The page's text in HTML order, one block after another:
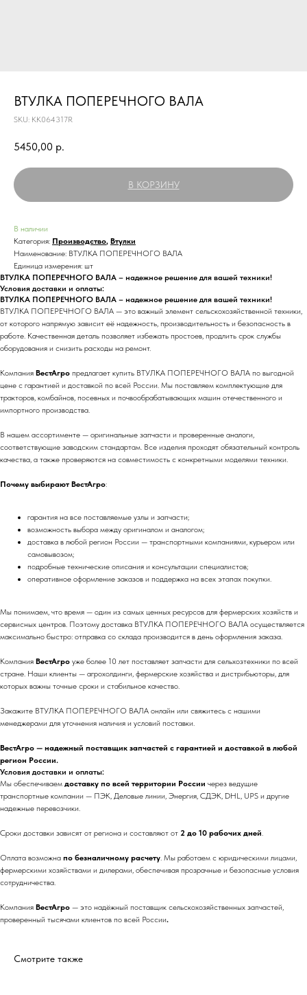
ВТУЛКА ПОПЕРЕЧНОГО ВАЛА
SKU: KK064317R
5450,00 р.
В КОРЗИНУ
В наличии
Категория: Производство, Втулки
Наименование: ВТУЛКА ПОПЕРЕЧНОГО ВАЛА
Единица измерения: шт
ВТУЛКА ПОПЕРЕЧНОГО ВАЛА – надежное решение для вашей техники!
Условия доставки и оплаты:
ВТУЛКА ПОПЕРЕЧНОГО ВАЛА – надежное решение для вашей техники!
ВТУЛКА ПОПЕРЕЧНОГО ВАЛА — это важный элемент сельскохозяйственной техники,
от которого напрямую зависит её надежность, производительность и безопасность в
работе. Качественная деталь позволяет избежать простоев, продлить срок службы
оборудования и снизить расходы на ремонт.
Компания ВестАгро предлагает купить ВТУЛКА ПОПЕРЕЧНОГО ВАЛА по выгодной
цене с гарантией и доставкой по всей России. Мы поставляем комплектующие для
тракторов, комбайнов, посевных и почвообрабатывающих машин отечественного и
импортного производства.
В нашем ассортименте — оригинальные запчасти и проверенные аналоги,
соответствующие заводским стандартам. Все изделия проходят обязательный контроль
качества, а также проверяются на совместимость с конкретными моделями техники.
Почему выбирают ВестАгро:
гарантия на все поставляемые узлы и запчасти;
возможность выбора между оригиналом и аналогом;
доставка в любой регион России — транспортными компаниями, курьером или
самовывозом;
подробные технические описания и консультации специалистов;
оперативное оформление заказов и поддержка на всех этапах покупки.
Мы понимаем, что время — один из самых ценных ресурсов для фермерских хозяйств и
сервисных центров. Поэтому доставка ВТУЛКА ПОПЕРЕЧНОГО ВАЛА осуществляется
максимально быстро: отправка со склада производится в день оформления заказа.
Компания ВестАгро уже более 10 лет поставляет запчасти для сельхозтехники по всей
стране. Наши клиенты — агрохолдинги, фермерские хозяйства и дистрибьюторы, для
которых важны точные сроки и стабильное качество.
Закажите ВТУЛКА ПОПЕРЕЧНОГО ВАЛА онлайн или свяжитесь с нашими
менеджерами для уточнения наличия и условий поставки.
ВестАгро — надежный поставщик запчастей с гарантией и доставкой в любой
регион России.
Условия доставки и оплаты:
Мы обеспечиваем доставку по всей территории России через ведущие
транспортные компании — ПЭК, Деловые линии, Энергия, СДЭК, DHL, UPS и другие
надежные перевозчики.
Сроки доставки зависят от региона и составляют от 2 до 10 рабочих дней.
Оплата возможна по безналичному расчету. Мы работаем с юридическими лицами,
фермерскими хозяйствами и дилерами, обеспечивая прозрачные и безопасные условия
сотрудничества.
Компания ВестАгро — это надёжный поставщик сельскохозяйственных запчастей,
проверенный тысячами клиентов по всей России.
Смотрите также